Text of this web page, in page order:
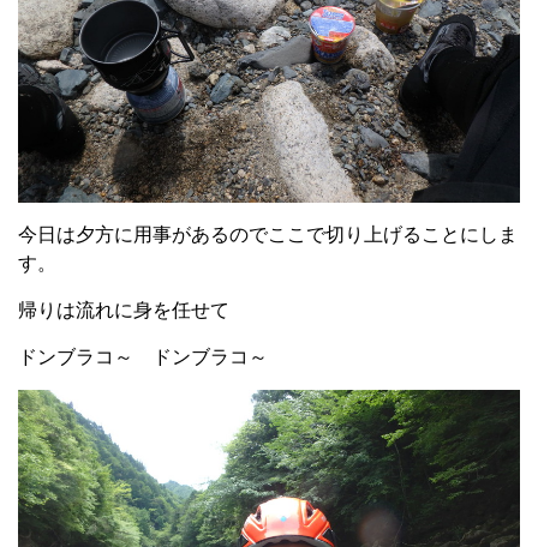
今日は夕方に用事があるのでここで切り上げることにしま
す。
帰りは流れに身を任せて
ドンブラコ～ ドンブラコ～